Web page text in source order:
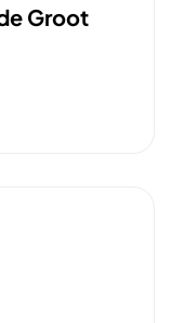
Groot